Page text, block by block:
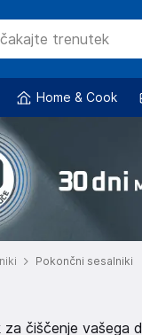
Home & Cook
Pokončni sesalniki
čiščenje